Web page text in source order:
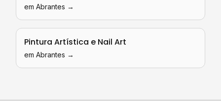
em Abrantes →
Pintura Artística e Nail Art
em Abrantes →